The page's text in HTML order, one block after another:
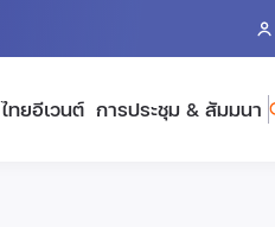
ไทยอีเวนต์ การประชุม & สัมมนา